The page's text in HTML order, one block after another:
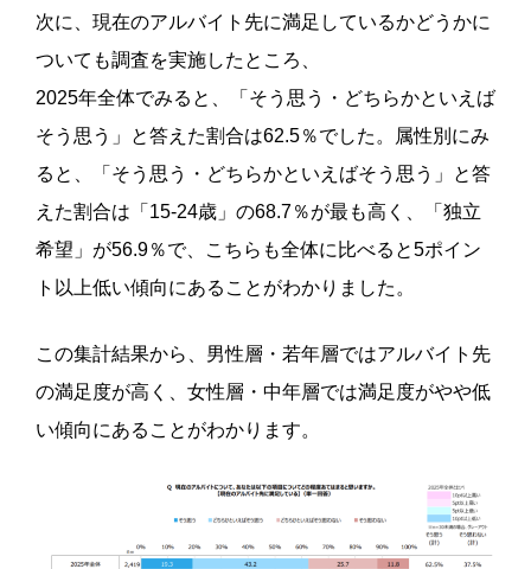
次に、現在のアルバイト先に満足しているかどうかに
ついても調査を実施したところ、
2025年全体でみると、「そう思う・どちらかといえば
そう思う」と答えた割合は62.5％でした。属性別にみ
ると、「そう思う・どちらかといえばそう思う」と答
えた割合は「15-24歳」の68.7％が最も高く、「独立
希望」が56.9％で、こちらも全体に比べると5ポイン
ト以上低い傾向にあることがわかりました。
この集計結果から、男性層・若年層ではアルバイト先
の満足度が高く、女性層・中年層では満足度がやや低
い傾向にあることがわかります。